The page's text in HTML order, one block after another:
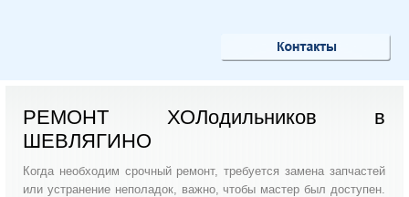
РЕМОНТ ХОЛодильников в
ШЕВЛЯГИНО
Когда необходим срочный ремонт, требуется замена запчастей
или устранение неполадок, важно, чтобы мастер был доступен.